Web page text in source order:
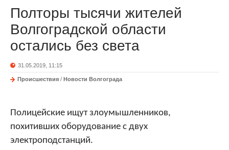
Полторы тысячи жителей
Волгоградской области
остались без света
31.05.2019, 11:15
Происшествия / Новости Волгограда
Полицейские ищут злоумышленников,
похитивших оборудование с двух
электроподстанций.